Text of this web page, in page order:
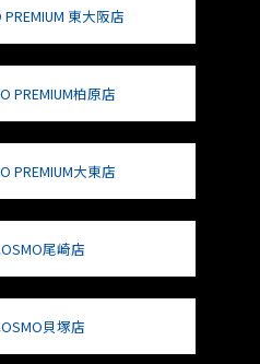
PREMIUM 東大阪店
PREMIUM柏原店
PREMIUM大東店
尾崎店
貝塚店